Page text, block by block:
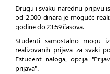
Drugu i svaku narednu prijavu
od 2.000 dinara je moguće
godine do 23:59 časova.
Studenti samostalno mogu
realizovanih prijava za svaki
Estudent naloga, opcija
prijava".